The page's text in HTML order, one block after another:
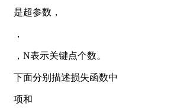
是超参数，
，
，N表示关键点个数。
下面分别描述损失函数中
项和